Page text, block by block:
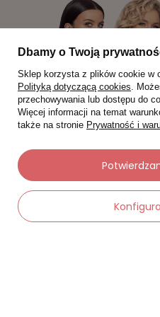
Moje zamówienia
Status zamówienia
Dbamy o Twoją
Sklep korzysta z plików cookie w
Polityką dotyczącą cookies.
przechowywania lub dostępu do
Więcej informacji na temat
także na stronie Prywatność i